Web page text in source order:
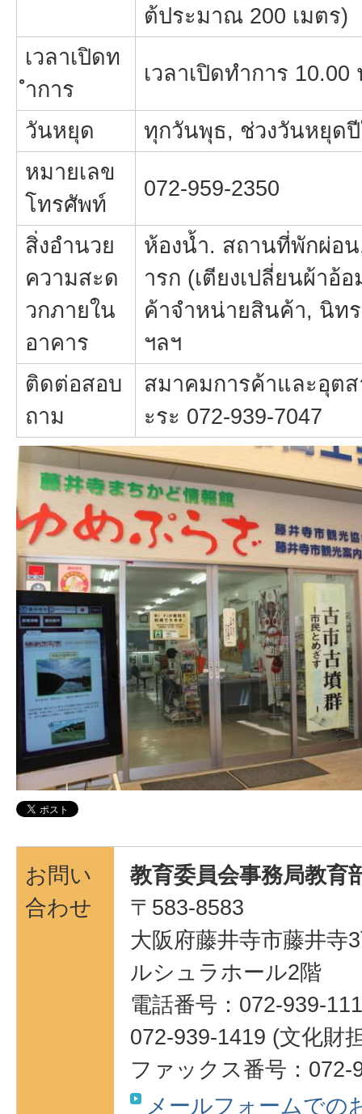
ต้ประมาณ 200 เมตร)
เวลาเปิดท
ำการ
เวลาเปิดทำการ
วันหยุด
ทุกวันพุธ, ช่วงวันหยุด
หมายเลข
โทรศัพท์
072-959-2350
สิ่งอำนวย
ความสะด
วกภายใน
อาคาร
ห้องน้ำ. สถานที่พักผ่อ
ารก (เตียงเปลี่ยนผ้าอ้
ค้าจำหน่ายสินค้า, นิท
ฯลฯ
ติดต่อสอบ
ถาม
สมาคมการค้าและอุตส
ะระ 072-939-7047
お問い
合わせ
教育委員会事務局教育
〒583-8583
大阪府藤井寺市藤井寺
ルシュラホール2階
電話番号：072-939-
072-939-1419 (文化財
ファックス番号：072-
メールフォームでの